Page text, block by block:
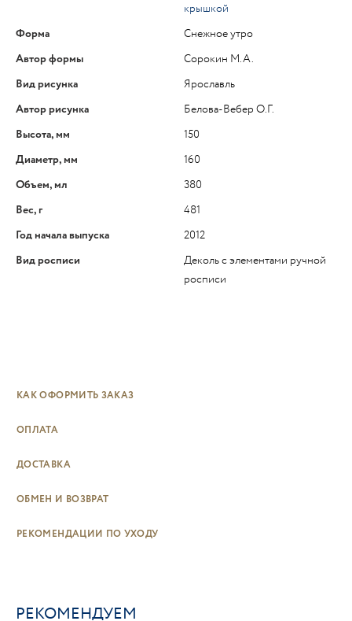
крышкой
Форма
Снежное утро
Автор формы
Сорокин М.А.
Вид рисунка
Ярославль
Автор рисунка
Белова-Вебер О.Г.
Высота, мм
150
Диаметр, мм
160
Объем, мл
380
Вес, г
481
Год начала выпуска
2012
Вид росписи
Деколь с элементами ручной
росписи
КАК ОФОРМИТЬ ЗАКАЗ
ОПЛАТА
ДОСТАВКА
ОБМЕН И ВОЗВРАТ
РЕКОМЕНДАЦИИ ПО УХОДУ
РЕКОМЕНДУЕМ